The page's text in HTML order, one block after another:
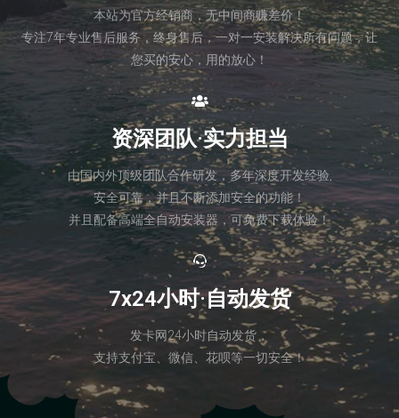
本站为官方经销商，无中间商赚差价！
专注7年专业售后服务，终身售后，一对一安装解决所有问题，让
您买的安心，用的放心！
资深团队·实力担当
由国内外顶级团队合作研发，多年深度开发经验,
安全可靠，并且不断添加安全的功能！
并且配备高端全自动安装器，可免费下载体验！
7x24小时·自动发货
发卡网24小时自动发货，
支持支付宝、微信、花呗等一切安全！